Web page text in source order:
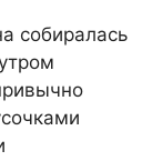
собиралась